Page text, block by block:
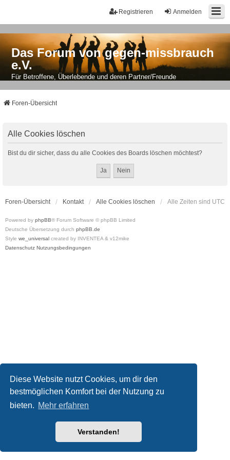
Diese Website nutzt Cookies, um dir den
bestmöglichen Komfort bei der Nutzung zu
bieten. Mehr erfahren
Verstanden!
Anmelden
Registrieren
Das Forum von gegen-missbrauch
e.V.
Für Betroffene, Überlebende und deren Partner/Freunde
Foren-Übersicht
Alle Cookies löschen
Bist du dir sicher, dass du alle Cookies des Boards löschen möchtest?
Foren-Übersicht Kontakt Alle Cookies löschen Alle Zeiten sind UTC
Powered by phpBB® Forum Software © phpBB Limited
Deutsche Übersetzung durch phpBB.de
Style we_universal created by INVENTEA & v12mike
Datenschutz Nutzungsbedingungen